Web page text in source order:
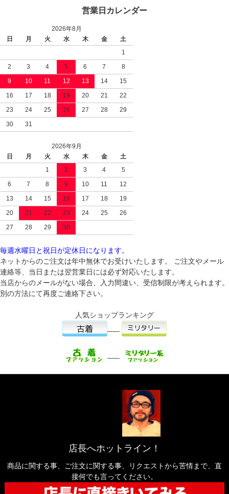
営業日カレンダー
2026年8月
日
月 火 水 木 金
土
1
2
3 4 5 6 7
8
9
10 11 12 13 14
15
16
17 18 19 20 21
22
23
24 25 26 27 28
29
30
31
2026年9月
日
月 火 水 木 金
土
1
2 3 4
5
6
7 8 9 10 11
12
13
14 15 16 17 18
19
20
21 22 23 24 25
26
27
28 29 30
毎週水曜日と祝日が定休日になります。
ネットからのご注文は年中無休でお受けいたします。 ご注文やメール
連絡等、当日または翌営業日には必ず対応いたします。
当店からのメールがない場合、入力間違い、受信制限が考えられます。
別の方法にて再度ご連絡下さい。
人気ショップランキング
店長へホットライン！
商品に関する事、ご注文に関する事、リクエストから苦情まで、直
接何でも言ってください。